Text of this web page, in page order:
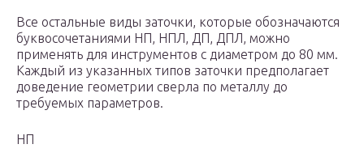
Все остальные виды заточки, которые обозначаются
буквосочетаниями НП, НПЛ, ДП, ДПЛ, можно
применять для инструментов с диаметром до 80 мм.
Каждый из указанных типов заточки предполагает
доведение геометрии сверла по металлу до
требуемых параметров.
НП